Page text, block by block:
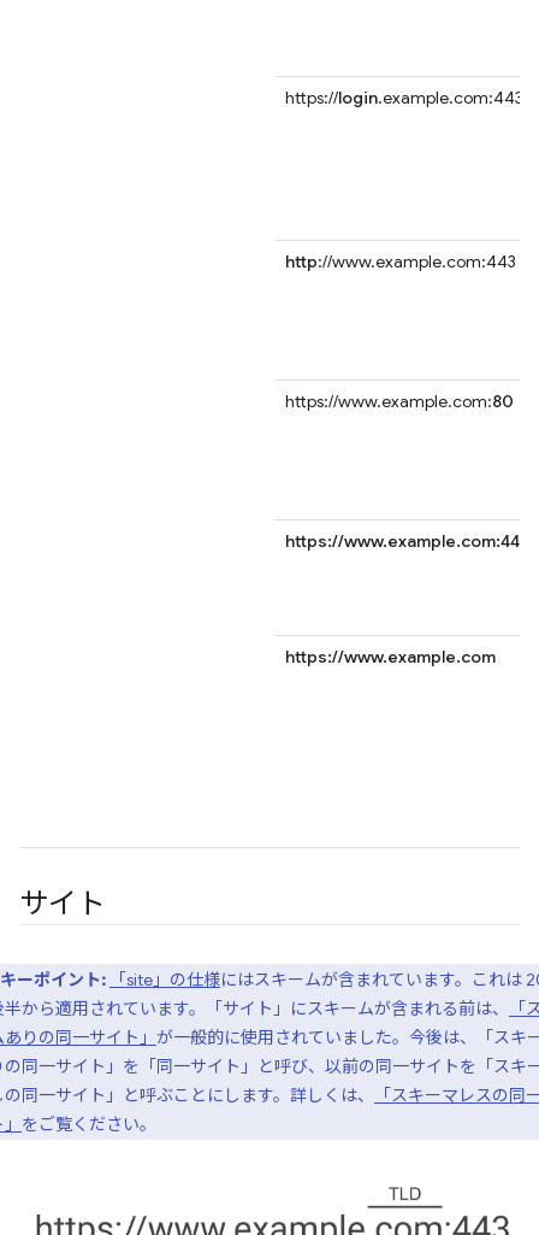
https://login.example.com:443
http://www.example.com:443
https://www.example.com:80
https://www.example.com:443
https://www.example.com
サイト
キーポイント: 「site」の仕様にはスキームが含まれています。これは
半から適用されています。「サイト」にスキームが含まれる前は、
「
りの同一サイト」 が一般的に使用されていました。今後は、「スキ
の同一サイト」を「同一サイト」と呼び、以前の同一サイトを「スキ
同一サイト」と呼ぶことにします。詳しくは、
「スキーマレスの同
をご覧ください。